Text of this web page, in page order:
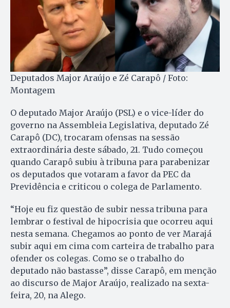
Deputados Major Araújo e Zé Carapô / Foto:
Montagem
O deputado Major Araújo (PSL) e o vice-líder do
governo na Assembleia Legislativa, deputado Zé
Carapô (DC), trocaram ofensas na sessão
extraordinária deste sábado, 21. Tudo começou
quando Carapô subiu à tribuna para parabenizar
os deputados que votaram a favor da PEC da
Previdência e criticou o colega de Parlamento.
“Hoje eu fiz questão de subir nessa tribuna para
lembrar o festival de hipocrisia que ocorreu aqui
nesta semana. Chegamos ao ponto de ver Marajá
subir aqui em cima com carteira de trabalho para
ofender os colegas. Como se o trabalho do
deputado não bastasse”, disse Carapô, em menção
ao discurso de Major Araújo, realizado na sexta-
feira, 20, na Alego.